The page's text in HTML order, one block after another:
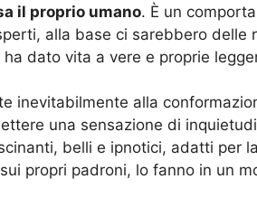
il proprio umano. È un
alla base ci sarebbero delle
dato vita a vere e proprie
inevitabilmente alla
una sensazione di
belli e ipnotici, adatti per
propri padroni, lo fanno in un